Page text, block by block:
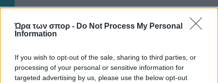
Ώρα των σπορ - Do Not Process My Personal
Information
If you wish to opt-out of the sale, sharing to third parties, or
processing of your personal or sensitive information for
targeted advertising by us, please use the below opt-out